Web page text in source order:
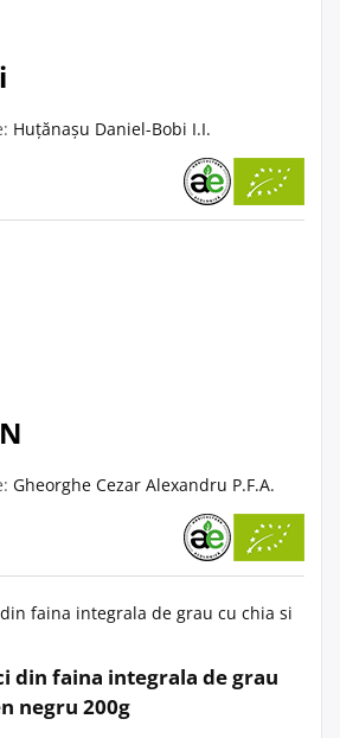
Huțănașu Daniel-Bobi I.I.
Gheorghe Cezar Alexandru P.F.A.
din faina integrala de grau
negru 200g